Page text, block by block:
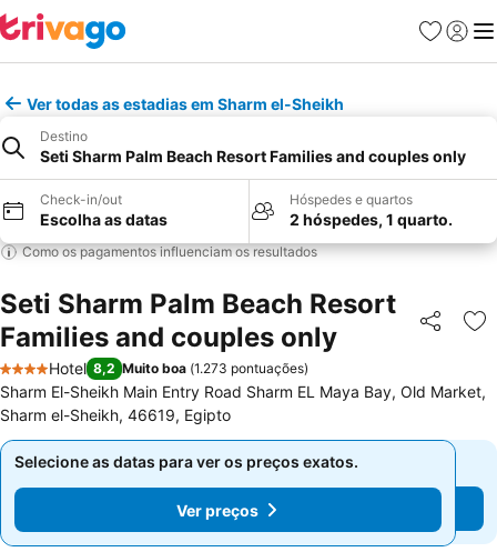
Favoritos
Iniciar
Ver todas as estadias em Sharm el-Sheikh
Destino
Seti Sharm Palm Beach Resort Families and couples only
Check-in/out
Escolha as datas
Hóspedes e quartos
2 hóspedes, 1 quarto.
Como os pagamentos influenciam os resultados
Seti Sharm Palm Beach Resort
Families and couples only
Partilhar
4 Estrelas
Hotel 8,2 Muito boa (1.273 pontuações)
Sharm El-Sheikh Main Entry Road Sharm EL Maya Bay, Old Market,
Sharm el-Sheikh, 46619, Egipto
Selecione as datas para ver os preços exatos.
Ver preços
Selecione as datas para ver os preços exatos.
Ver preços